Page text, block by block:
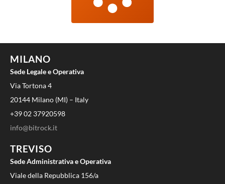
MILANO
Sede Legale e Operativa
Via Tortona 4
20144 Milano (MI) – Italy
+39 02 37920598
info@bitrock.it
TREVISO
Sede Administrativa e Operativa
Viale della Repubblica 156/a